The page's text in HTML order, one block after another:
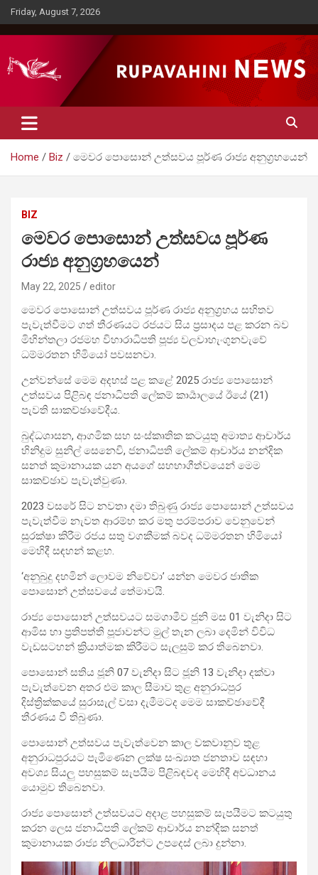
Skip
to
content
Friday, August 7, 2026
Rupavahini News
Home Biz මෙවර පොසොන් උත්සවය පූර්ණ රාජ්‍ය අනුග්‍රහයෙන්
BIZ
මෙවර පොසොන් උත්සවය පූර්ණ
රාජ්‍ය අනුග්‍රහයෙන්
May 22, 2025 editor
මෙවර පොසොන් උත්සවය පූර්ණ රාජ්‍ය අනුග්‍රහය සහිතව
පැවැත්වීමට ගත් තීරණයට රජයට සිය ප්‍රසාදය පළ කරන බව
මිහින්තලා රජමහ විහාරාධිපති පූජ්‍ය වලවාහැංගුනවැවේ
ධම්මරතන හිමියෝ පවසනවා.
උන්වන්සේ මෙම අදහස් පළ කළේ 2025 රාජ්‍ය පොසොන්
උත්සවය පිළිබඳ ජනාධිපති ලේකම් කාර්‍යාලයේ ඊයේ (21)
පැවති සාකච්ඡාවේදීය.
බුද්ධශාසන, ආගමික සහ සංස්කෘතික කටයුතු අමාත්‍ය ආචාර්ය
හිනිදුම සුනිල් සෙනෙවි, ජනාධිපති ලේකම් ආචාර්ය නන්දික
සනත් කුමානායක යන අයගේ සහභාගීත්වයෙන් මෙම
සාකච්ඡාව පැවැත්වුණා.
2023 වසරේ සිට නවතා දමා තිබුණු රාජ්‍ය පොසොන් උත්සවය
පැවැත්වීම නැවත ආරම්භ කර මතු පරම්පරාව වෙනුවෙන්
සුරක්ෂා කිරීම රජය සතු වගකීමක් බවද ධම්මරතන හිමියෝ
මෙහිදී සඳහන් කළහ.
‘අනුබුදු දහමින් ලොවම නිවේවා’ යන්න මෙවර ජාතික
පොසොන් උත්සවයේ තේමාවයි.
රාජ්‍ය පොසොන් උත්සවයට සමගාමීව ජුනි මස 01 වැනිදා සිට
ආමිස හා ප්‍රතිපත්ති පූජාවන්ට මුල් තැන ලබා දෙමින් විවිධ
වැඩසටහන් ක්‍රියාත්මක කිරීමට සැලසුම් කර තිබෙනවා.
පොසොන් සතිය ජූනි 07 වැනිදා සිට ජූනි 13 වැනිදා දක්වා
පැවැත්වෙන අතර එම කාල සීමාව තුළ අනුරාධපුර
දිස්ත්‍රික්කයේ සුරාසැල් වසා දැමීමටද මෙම සාකච්ඡාවේදී
තීරණය වී තිබුණා.
පොසොන් උත්සවය පැවැත්වෙන කාල වකවානුව තුළ
අනුරාධපුරයට පැමිණෙන ලක්ෂ සංඛ්‍යාත ජනතාව සඳහා
අවශ්‍ය සියලු පහසුකම් සැපයීම පිළිබඳවද මෙහිදී අවධානය
යොමුව තිබෙනවා.
රාජ්‍ය පොසොන් උත්සවයට අදාළ පහසුකම් සැපයීමට කටයුතු
කරන ලෙස ජනාධිපති ලේකම් ආචාර්ය නන්දික සනත්
කුමානායක රාජ්‍ය නිලධාරීන්ට උපදෙස් ලබා දුන්නා.